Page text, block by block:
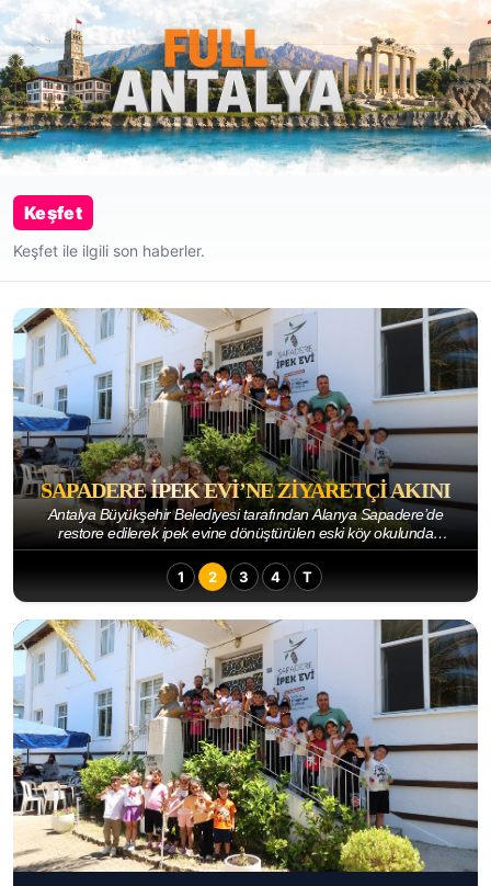
Keşfet
Keşfet ile ilgili son haberler.
SAPADERE İPEK EVI’NE ZIYARETÇI AKINI
Antalya Büyükşehir Belediyesi tarafından Alanya Sapadere’de
restore edilerek ipek evine dönüştürülen eski köy okulunda
bulunan üretim atölyeleri ve köy müzes...
1
2 3 4 T